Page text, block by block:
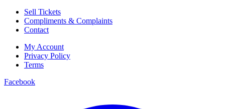
Sell Tickets
Compliments & Complaints
Contact
My Account
Privacy Policy
Terms
Facebook